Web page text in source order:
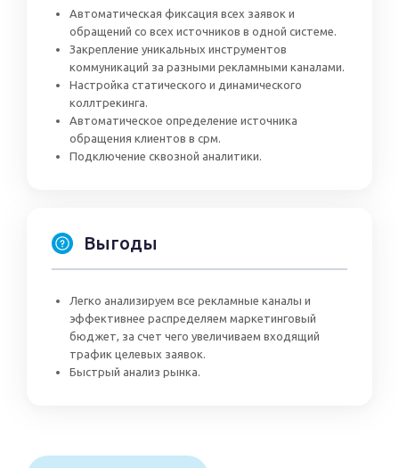
Автоматическая фиксация всех заявок и
обращений со всех источников в одной системе.
Закрепление уникальных инструментов
коммуникаций за разными рекламными каналами.
Настройка статического и динамического
коллтрекинга.
Автоматическое определение источника
обращения клиентов в срм.
Подключение сквозной аналитики.
Выгоды
Легко анализируем все рекламные каналы и
эффективнее распределяем маркетинговый
бюджет, за счет чего увеличиваем входящий
трафик целевых заявок.
Быстрый анализ рынка.